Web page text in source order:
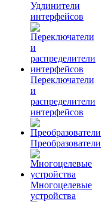
Удлинители
интерфейсов
Переключатели
и
распределители
интерфейсов
Преобразователи
Многоцелевые
устройства